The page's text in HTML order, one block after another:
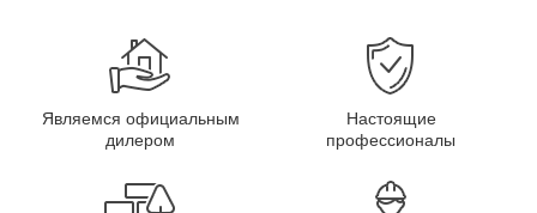
Являемся официальным
дилером
Настоящие
профессионалы